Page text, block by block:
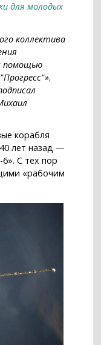
для молодых
коллектива
помощью
корабля
лет назад —
С тех пор
«рабочим